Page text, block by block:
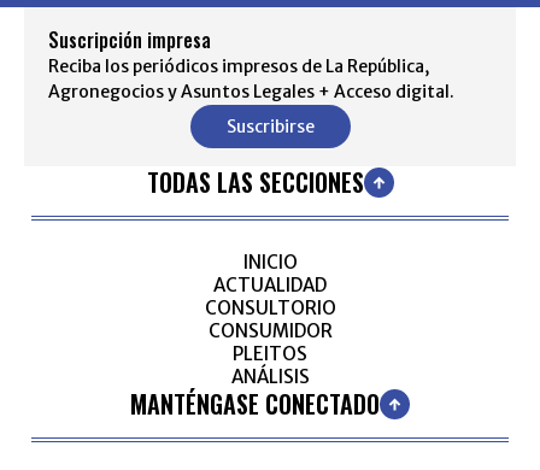
Suscripción impresa
Reciba los periódicos impresos de La República,
Agronegocios y Asuntos Legales + Acceso digital.
Suscribirse
TODAS LAS SECCIONES
INICIO
ACTUALIDAD
CONSULTORIO
CONSUMIDOR
PLEITOS
ANÁLISIS
MANTÉNGASE CONECTADO